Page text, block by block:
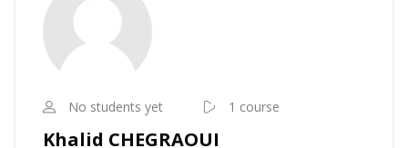
No students yet 1 course
Khalid CHEGRAOUI